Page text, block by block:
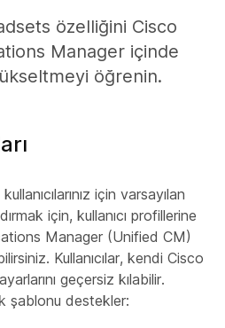
özelliğini Cisco
Manager içinde
öğrenin.
kullanıcılarınız için varsayılan
için, kullanıcı profillerine
Manager (Unified CM)
Kullanıcılar, kendi Cisco
geçersiz kılabilir.
şablonu destekler: